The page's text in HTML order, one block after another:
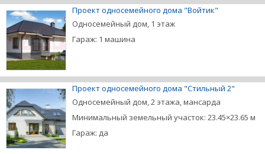
Проект односемейного дома "Войтик"
Односемейный дом, 1 этаж
Гараж: 1 машина
Проект односемейного дома "Стильный 2"
Односемейный дом, 2 этажа, мансарда
Минимальный земельный участок: 23.45×23.65 м
Гараж: да